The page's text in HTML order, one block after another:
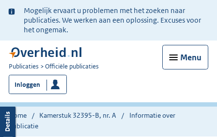
Ter
informatie:
Mogelijk ervaart u problemen met het zoeken naar
publicaties. We werken aan een oplossing. Excuses voor
het ongemak.
Menu
U
bent
nu
hier:
Publicaties Officiële publicaties
Inloggen
Home Kamerstuk 32395-B, nr. A
Informatie over
publicatie